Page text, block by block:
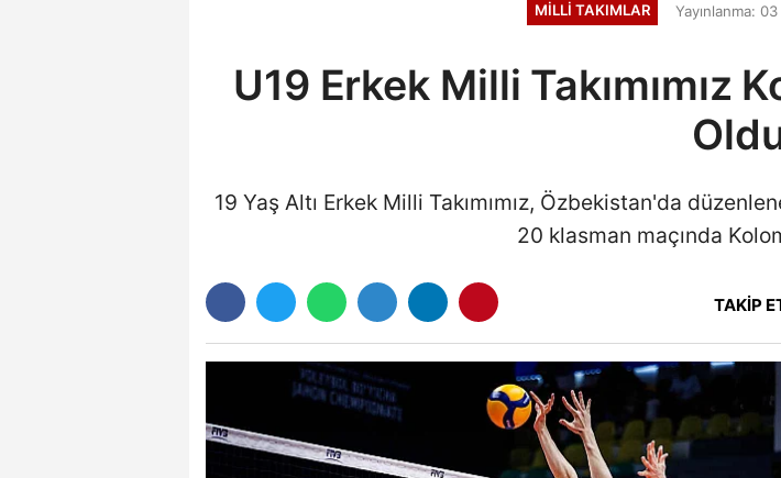
MILLI TAKIMLAR Yayınlanma:
U19 Erkek Milli
19 Yaş Altı Erkek Milli Takımımız, Özbekistan'da
20 klasman maçında
TAKİP